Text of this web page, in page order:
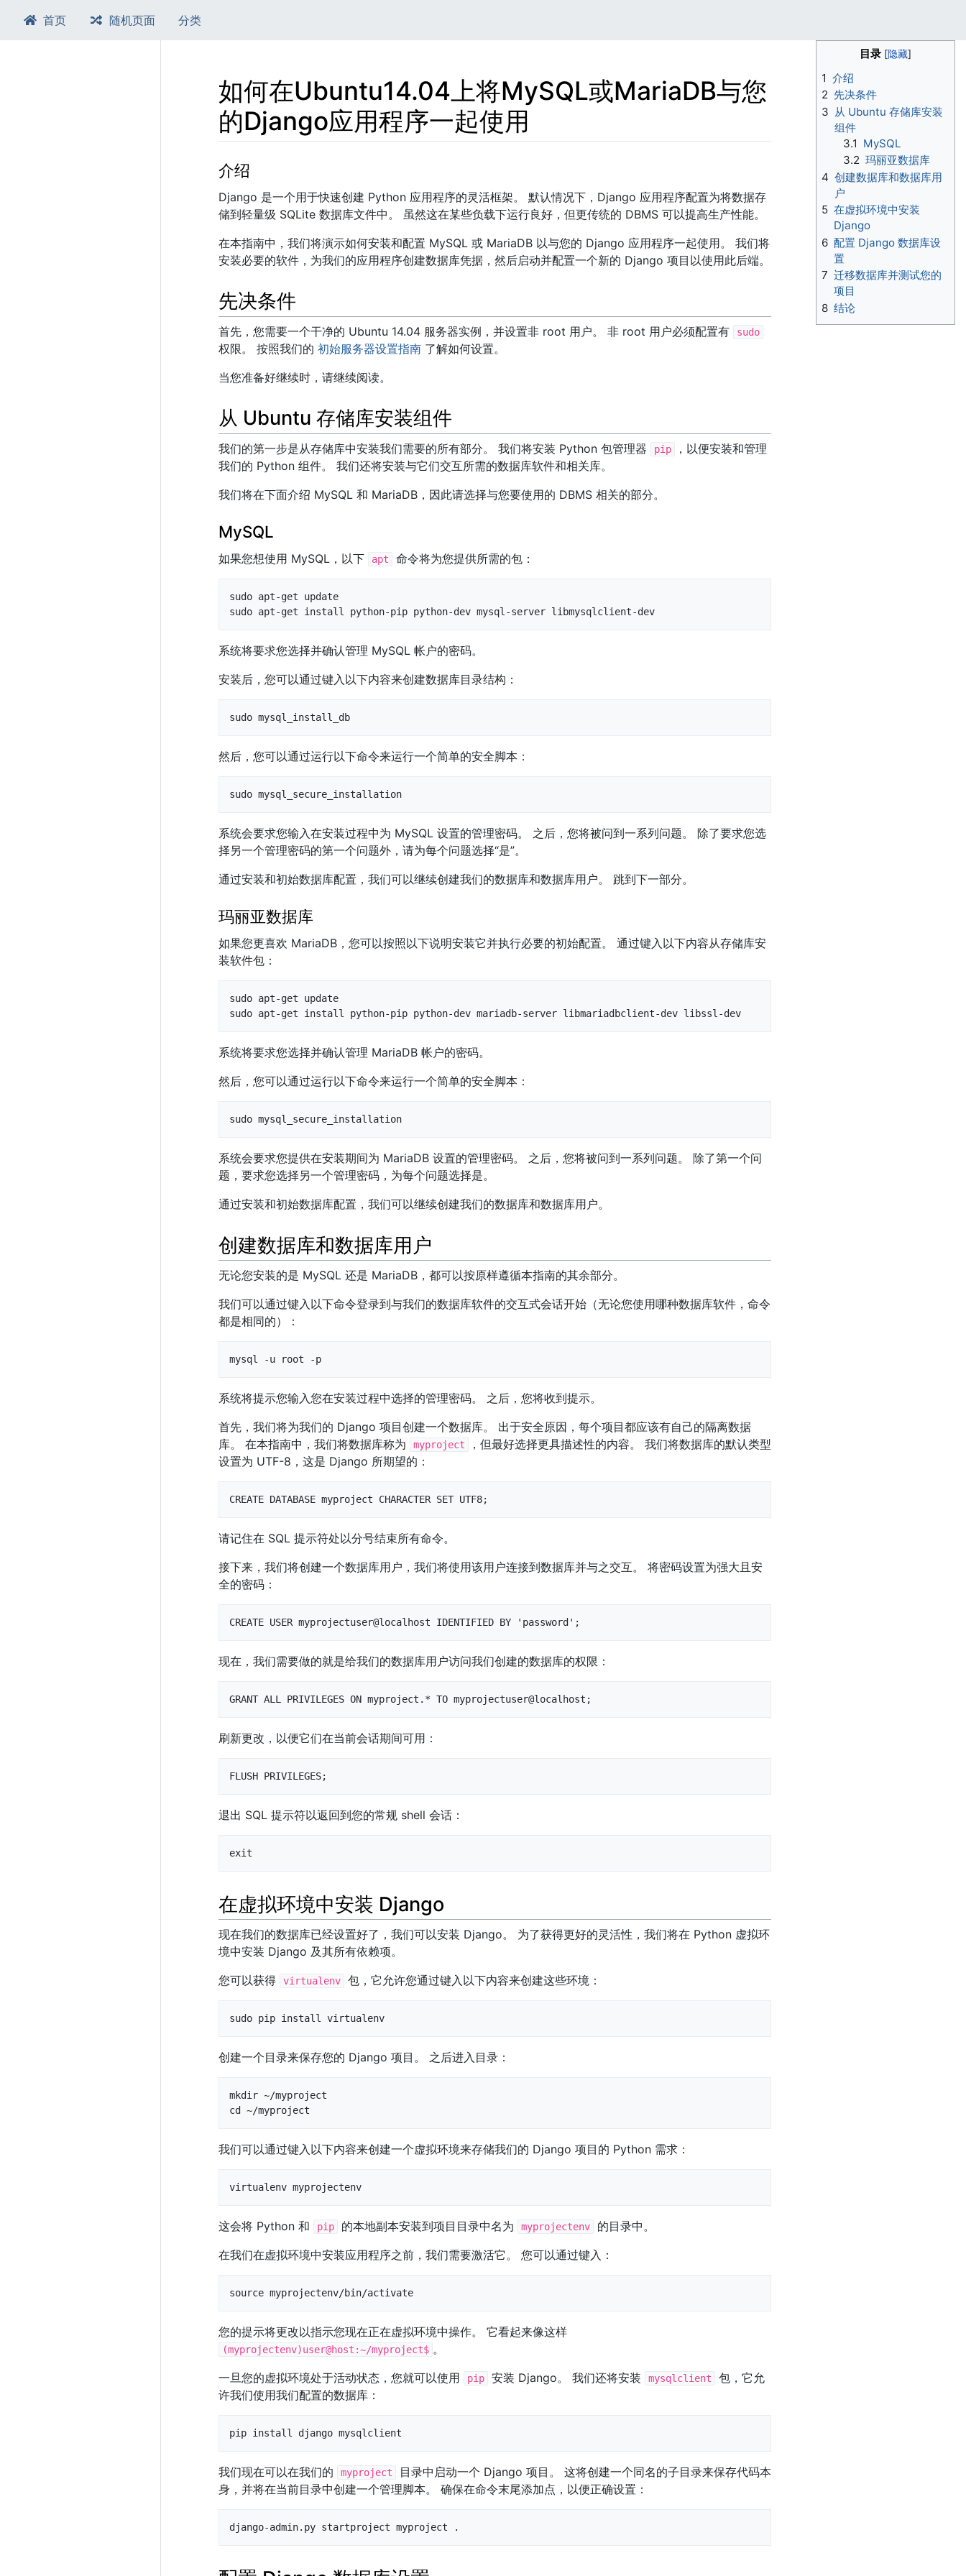
首页 随机页面 分类
如何在Ubuntu14.04上将MySQL或MariaDB与您
的Django应用程序一起使用
跳转至：
介绍
Django 是一个用于快速创建 Python 应用程序的灵活框架。 默认情况下，Django 应用程序配置为将数据存
储到轻量级 SQLite 数据库文件中。 虽然这在某些负载下运行良好，但更传统的 DBMS 可以提高生产性能。
在本指南中，我们将演示如何安装和配置 MySQL 或 MariaDB 以与您的 Django 应用程序一起使用。 我们将
安装必要的软件，为我们的应用程序创建数据库凭据，然后启动并配置一个新的 Django 项目以使用此后端。
先决条件
首先，您需要一个干净的 Ubuntu 14.04 服务器实例，并设置非 root 用户。 非 root 用户必须配置有 sudo
权限。 按照我们的 初始服务器设置指南 了解如何设置。
当您准备好继续时，请继续阅读。
从 Ubuntu 存储库安装组件
我们的第一步是从存储库中安装我们需要的所有部分。 我们将安装 Python 包管理器 pip
，以便安装和管理
我们的 Python 组件。 我们还将安装与它们交互所需的数据库软件和相关库。
我们将在下面介绍 MySQL 和 MariaDB，因此请选择与您要使用的 DBMS 相关的部分。
MySQL
如果您想使用 MySQL，以下 apt 命令将为您提供所需的包：
sudo apt-get update
sudo apt-get install python-pip python-dev mysql-server libmysqlclient-dev
系统将要求您选择并确认管理 MySQL 帐户的密码。
安装后，您可以通过键入以下内容来创建数据库目录结构：
sudo mysql_install_db
然后，您可以通过运行以下命令来运行一个简单的安全脚本：
sudo mysql_secure_installation
系统会要求您输入在安装过程中为 MySQL 设置的管理密码。 之后，您将被问到一系列问题。 除了要求您选
择另一个管理密码的第一个问题外，请为每个问题选择“是”。
通过安装和初始数据库配置，我们可以继续创建我们的数据库和数据库用户。 跳到下一部分。
玛丽亚数据库
如果您更喜欢 MariaDB，您可以按照以下说明安装它并执行必要的初始配置。 通过键入以下内容从存储库安
装软件包：
sudo apt-get update
sudo apt-get install python-pip python-dev mariadb-server libmariadbclient-dev libssl-dev
系统将要求您选择并确认管理 MariaDB 帐户的密码。
然后，您可以通过运行以下命令来运行一个简单的安全脚本：
sudo mysql_secure_installation
系统会要求您提供在安装期间为 MariaDB 设置的管理密码。 之后，您将被问到一系列问题。 除了第一个问
题，要求您选择另一个管理密码，为每个问题选择是。
通过安装和初始数据库配置，我们可以继续创建我们的数据库和数据库用户。
创建数据库和数据库用户
无论您安装的是 MySQL 还是 MariaDB，都可以按原样遵循本指南的其余部分。
我们可以通过键入以下命令登录到与我们的数据库软件的交互式会话开始（无论您使用哪种数据库软件，命令
都是相同的）：
mysql -u root -p
系统将提示您输入您在安装过程中选择的管理密码。 之后，您将收到提示。
首先，我们将为我们的 Django 项目创建一个数据库。 出于安全原因，每个项目都应该有自己的隔离数据
库。 在本指南中，我们将数据库称为
myproject
，但最好选择更具描述性的内容。 我们将数据库的默认类型
设置为 UTF-8，这是 Django 所期望的：
CREATE DATABASE myproject CHARACTER SET UTF8;
请记住在 SQL 提示符处以分号结束所有命令。
接下来，我们将创建一个数据库用户，我们将使用该用户连接到数据库并与之交互。 将密码设置为强大且安
全的密码：
CREATE USER myprojectuser@localhost IDENTIFIED BY 'password';
现在，我们需要做的就是给我们的数据库用户访问我们创建的数据库的权限：
GRANT ALL PRIVILEGES ON myproject.* TO myprojectuser@localhost;
刷新更改，以便它们在当前会话期间可用：
FLUSH PRIVILEGES;
退出 SQL 提示符以返回到您的常规 shell 会话：
exit
在虚拟环境中安装 Django
现在我们的数据库已经设置好了，我们可以安装 Django。 为了获得更好的灵活性，我们将在 Python 虚拟环
境中安装 Django 及其所有依赖项。
您可以获得
virtualenv 包，它允许您通过键入以下内容来创建这些环境：
sudo pip install virtualenv
创建一个目录来保存您的 Django 项目。 之后进入目录：
mkdir ~/myproject
cd ~/myproject
我们可以通过键入以下内容来创建一个虚拟环境来存储我们的 Django 项目的 Python 需求：
virtualenv myprojectenv
这会将 Python 和 pip 的本地副本安装到项目目录中名为 myprojectenv
的目录中。
在我们在虚拟环境中安装应用程序之前，我们需要激活它。 您可以通过键入：
source myprojectenv/bin/activate
您的提示将更改以指示您现在正在虚拟环境中操作。 它看起来像这样
(myprojectenv)user@host:~/myproject$ 。
一旦您的虚拟环境处于活动状态，您就可以使用
pip 安装 Django。 我们还将安装 mysqlclient
包，它允
许我们使用我们配置的数据库：
pip install django mysqlclient
我们现在可以在我们的 myproject
目录中启动一个 Django 项目。 这将创建一个同名的子目录来保存代码本
身，并将在当前目录中创建一个管理脚本。 确保在命令末尾添加点，以便正确设置：
django-admin.py startproject myproject .
目录
1 介绍
2 先决条件
3 从 Ubuntu 存储库安装
组件
3.1 MySQL
3.2 玛丽亚数据库
4 创建数据库和数据库用
户
5 在虚拟环境中安装
Django
6 配置 Django 数据库设
置
7 迁移数据库并测试您的
项目
8 结论